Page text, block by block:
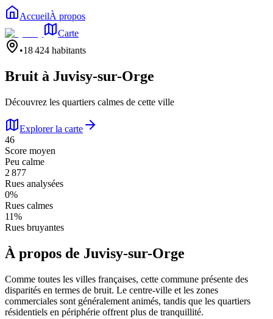
AccueilÀ propos
Carte
•18 424 habitants
Bruit à Juvisy-sur-Orge
Découvrez les quartiers calmes de cette ville
Explorer la carte
46
Score moyen
Peu calme
2 877
Rues analysées
0%
Rues calmes
11%
Rues bruyantes
À propos de Juvisy-sur-Orge
Comme toutes les villes françaises, cette commune présente des
disparités en termes de bruit. Le centre-ville et les zones
commerciales sont généralement animés, tandis que les quartiers
résidentiels en périphérie offrent plus de tranquillité.